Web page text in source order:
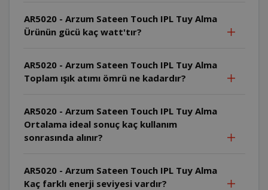
AR5020 - Arzum Sateen Touch IPL Tuy Alma
Ürünün gücü kaç watt'tır?
AR5020 - Arzum Sateen Touch IPL Tuy Alma
Toplam ışık atımı ömrü ne kadardır?
AR5020 - Arzum Sateen Touch IPL Tuy Alma
Ortalama ideal sonuç kaç kullanım
sonrasında alınır?
AR5020 - Arzum Sateen Touch IPL Tuy Alma
Kaç farklı enerji seviyesi vardır?